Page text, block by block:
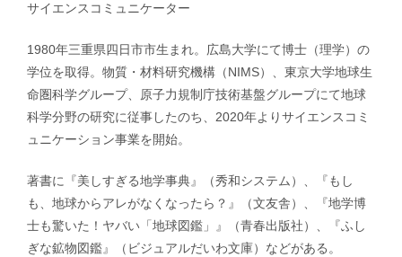
サイエンスコミュニケーター
1980年三重県四日市市生まれ。広島大学にて博士（理学）の
学位を取得。物質・材料研究機構（NIMS）、東京大学地球生
命圏科学グループ、原子力規制庁技術基盤グループにて地球
科学分野の研究に従事したのち、2020年よりサイエンスコミ
ュニケーション事業を開始。
著書に『美しすぎる地学事典』（秀和システム）、『もし
も、地球からアレがなくなったら？』（文友舎）、『地学博
士も驚いた！ヤバい「地球図鑑」』（青春出版社）、『ふし
ぎな鉱物図鑑』（ビジュアルだいわ文庫）などがある。